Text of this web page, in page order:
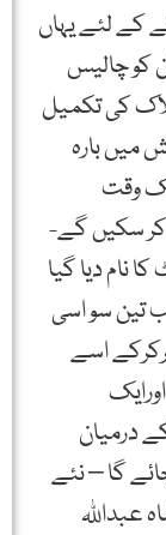
کے لئے یہاں
کو چالیس
کی تکمیل
میں بارہ
وقت
کر سکیں گے-
نام دیا گیا
سو اسی
اسے
درمیان
گا – نئے
عبداللہ